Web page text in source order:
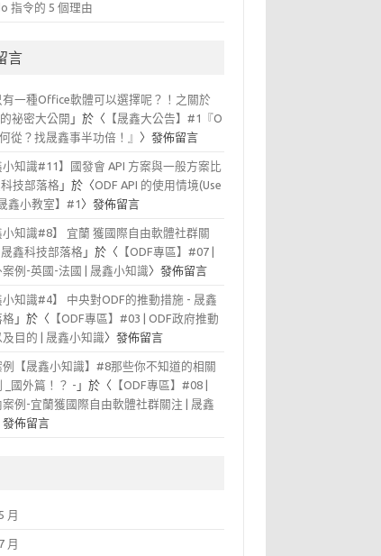
指令的 5 個理由
言
有一種Office軟體可以選擇呢？！之關於
祕密大公開 」於〈 【晟鑫大公告】#1『O
從？找晟鑫事半功倍！』 〉發佈留言
小知識#11】國發會 API 方案與一般方案比
技部落格 」於〈ODF API 的使用情境(Use
鑫小教室】#1 〉發佈留言
小知識#8】 宜蘭 獲國際自由軟體社群關
鑫科技部落格 」於〈 【ODF專區】#07 |
案例-英國-法國 | 晟鑫小知識〉發佈留言
小知識#4】 中央對ODF的推動措施 - 晟鑫
格 」於〈 【ODF專區】#03 | ODF政府推動
目的 | 晟鑫小知識〉發佈留言
例【晟鑫小知識】#8那些你不知道的相關
_國外篇！？ - 」於〈 【ODF專區】#08 |
案例-宜蘭獲國際自由軟體社群關注 | 晟鑫
發佈留言
月
月